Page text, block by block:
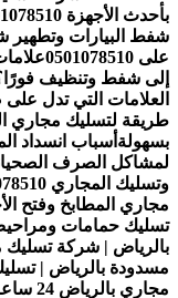
بأحدث الأجهزة 0501078510
شفط البيارات
على 0501078510
إلى شفط وتنظيف
العلامات التي تدل
طريقة لتسليك مجاري
بسهولة أسباب انسداد
لمشاكل الصرف الصحي
وتسليك المجاري 0501078510
مجاري المطابخ وفتح الأحواض
تسليك حمامات ومراحيض
بالرياض | شركة تسليك
مسدودة بالرياض | تسليك